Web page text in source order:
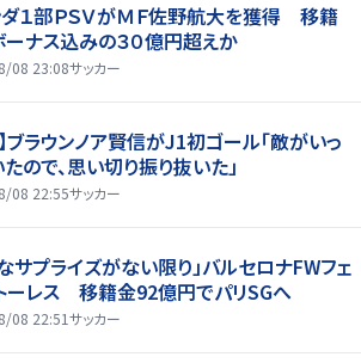
１部ＰＳＶがＭＦ佐野航大を獲得 移籍
ナス込みの３０億円超えか
08 23:08サッカー
ブラウンノア賢信がJ1初ゴール「敵がいっ
ので、思い切り振り抜いた」
08 22:55サッカー
サプライズがない限り」バルセロナFWフェ
ーレス 移籍金92億円でパリSGへ
08 22:51サッカー